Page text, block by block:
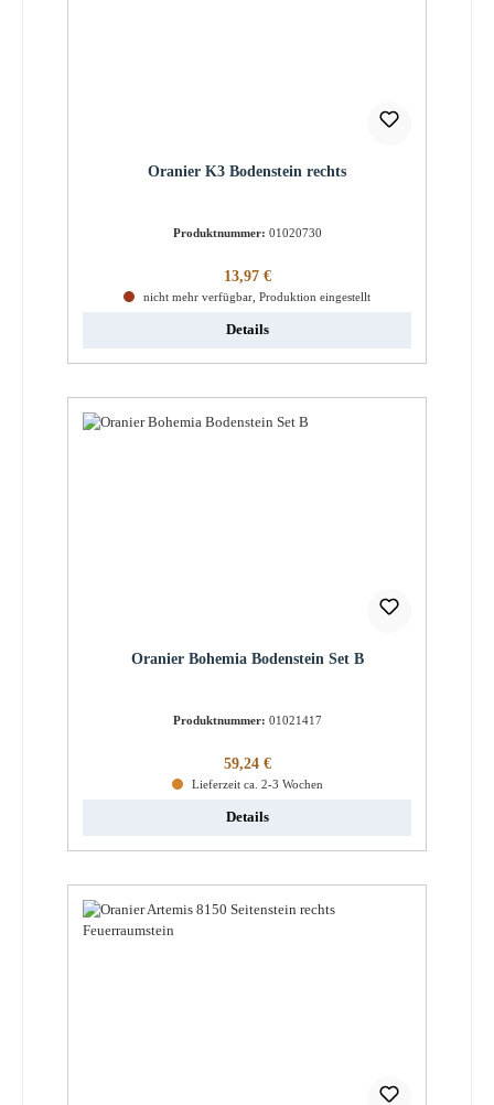
Oranier K3 Bodenstein rechts
Produktnummer: 01020730
Regulärer Preis:
13,97 €
nicht mehr verfügbar, Produktion eingestellt
Details
Oranier Bohemia Bodenstein Set B
Produktnummer: 01021417
Regulärer Preis:
59,24 €
Lieferzeit ca. 2-3 Wochen
Details